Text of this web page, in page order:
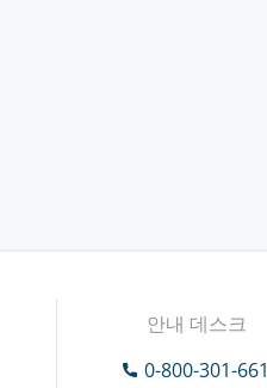
안내 데스크
0-800-301-661